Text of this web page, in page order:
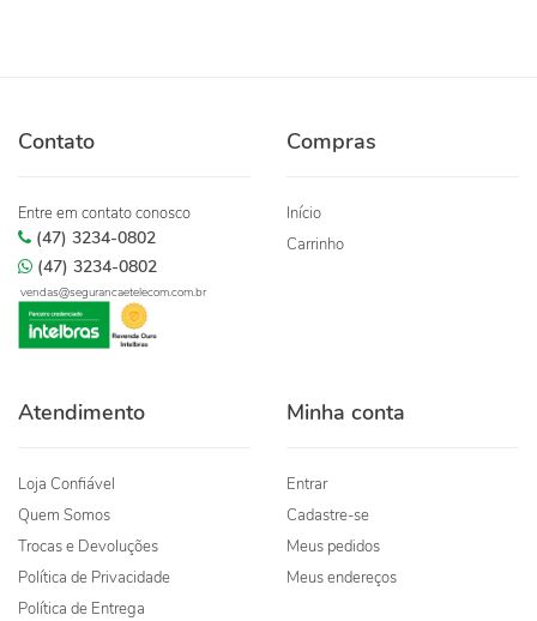
Contato
Entre em contato conosco
(47) 3234-0802
(47) 3234-0802
vendas@segurancaetelecom.com.br
Compras
Início
Carrinho
Atendimento
Loja Confiável
Quem Somos
Trocas e Devoluções
Política de Privacidade
Política de Entrega
Minha conta
Entrar
Cadastre-se
Meus pedidos
Meus endereços